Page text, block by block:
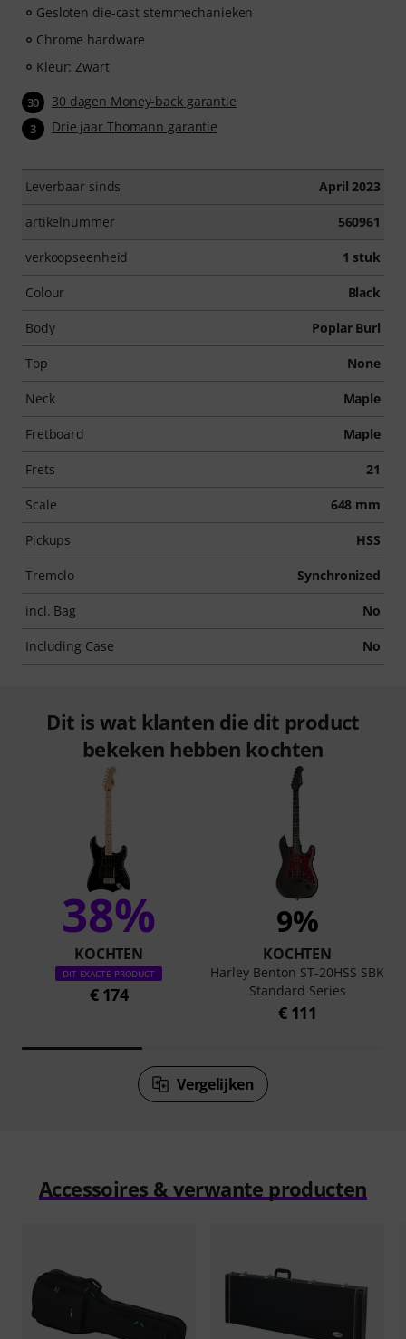
Gesloten die-cast stemmechanieken
Chrome hardware
Kleur: Zwart
30 30 dagen Money-back garantie
3 Drie jaar Thomann garantie
Leverbaar sinds April 2023
artikelnummer 560961
verkoopseenheid 1 stuk
Colour Black
Body Poplar Burl
Top None
Neck Maple
Fretboard Maple
Frets 21
Scale 648 mm
Pickups HSS
Tremolo Synchronized
incl. Bag No
Including Case No
Dit is wat klanten die dit product
bekeken hebben kochten
38%
KOCHTEN
DIT EXACTE PRODUCT
€ 174
9%
KOCHTEN
Harley Benton ST-20HSS SBK
Standard Series
€ 111
Vergelijken
Accessoires & verwante producten